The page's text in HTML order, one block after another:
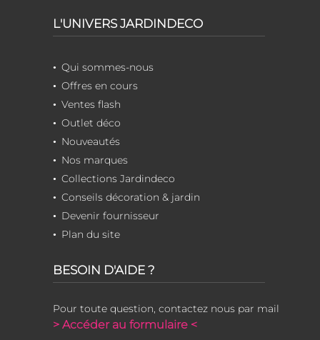
L'UNIVERS JARDINDECO
Qui sommes-nous
Offres en cours
Ventes flash
Outlet déco
Nouveautés
Nos marques
Collections Jardindeco
Conseils décoration & jardin
Devenir fournisseur
Plan du site
BESOIN D'AIDE ?
Pour toute question, contactez nous par mail
> Accéder au formulaire <